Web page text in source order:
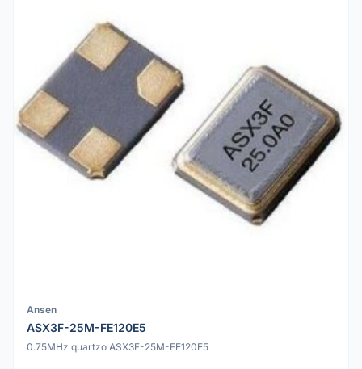
Ansen
ASX3F-25M-FE120E5
0.75MHz quartzo ASX3F-25M-FE120E5